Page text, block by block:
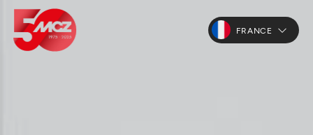
FRANCE